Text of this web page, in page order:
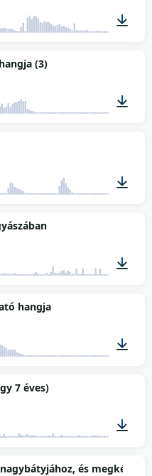
(3)
hangja
7 éves)
00:36
és megkért,